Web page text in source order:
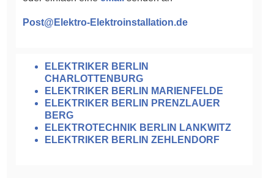
Post@Elektro-Elektroinstallation.de
ELEKTRIKER BERLIN
CHARLOTTENBURG
ELEKTRIKER BERLIN MARIENFELDE
ELEKTRIKER BERLIN PRENZLAUER
BERG
ELEKTROTECHNIK BERLIN LANKWITZ
ELEKTRIKER BERLIN ZEHLENDORF